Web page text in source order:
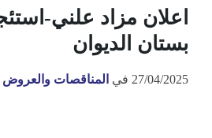
اعلان مزاد علني-
بستان الديوان
27/04/2025 في المناقصات والعروض